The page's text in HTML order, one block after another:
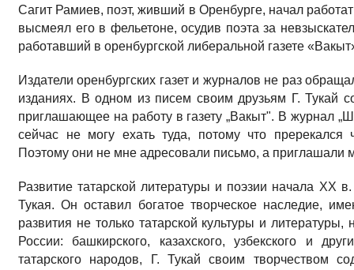
Сагит Рамиев, поэт, живший в Оренбурге, начал
высмеял его в фельетоне, осудив поэта за
работавший в оренбургской либеральной газете
Издатели оренбургских газет и журналов не раз
изданиях. В одном из писем своим друзьям Г. Тукай
приглашающее на работу в газету „Вакыт". В журнал
сейчас не могу ехать туда, потому что пререкался
Поэтому они не мне адресовали письмо, а приглашали
Развитие татарской литературы и поэзии начала XX
Тукая. Он оставил богатое творческое наследие,
развития не только татарской культуры и
России: башкирского, казахского, узбекского и
татарского народов, Г. Тукай своим творчеством